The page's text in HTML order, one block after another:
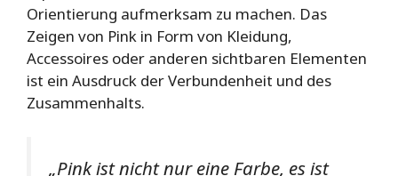
Orientierung aufmerksam zu machen. Das
Zeigen von Pink in Form von Kleidung,
Accessoires oder anderen sichtbaren Elementen
ist ein Ausdruck der Verbundenheit und des
Zusammenhalts.
„Pink ist nicht nur eine Farbe, es ist